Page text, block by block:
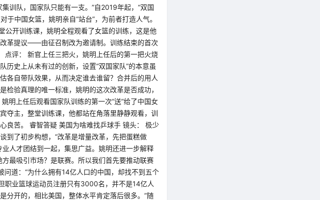
训队，国家队只能有一支。”自2019年起，“双国
中国女篮，姚明亲自“站台”，为前者打造人气。
开训练课，姚明全程观看了女篮的训练，这是他
革提议——由征召制改为邀请制。训练结束的首次
点评： 新官上任三把火，姚明上任后的第一把火烧
历史上从未有过的创新，设置“双国家队”的本意虽
各自带队效果，从而决定谁去谁留？合并后的用人
验真理的唯一标准，姚明的这次改革是否成功，
明上任后观看国家队训练的第一次“送”给了中国女
夺主，整堂训练课，他都站在角落里静静观看，训
良苦。 睿智答疑 美国为啥难找乒球手 镜头： 极少
到了初步构想，“改革是增量改革，先把蛋糕做
人才团结到一起，集思广益。姚明还进一步解释
最吸引市场？是联赛。所以我们首先要推动联赛
道：“为什么拥有14亿人口的中国，却找不到五个
职业篮球运动员注册只有3000名，并不是14亿人
分开的，相比美国，整体水平肯定落后很多。”随